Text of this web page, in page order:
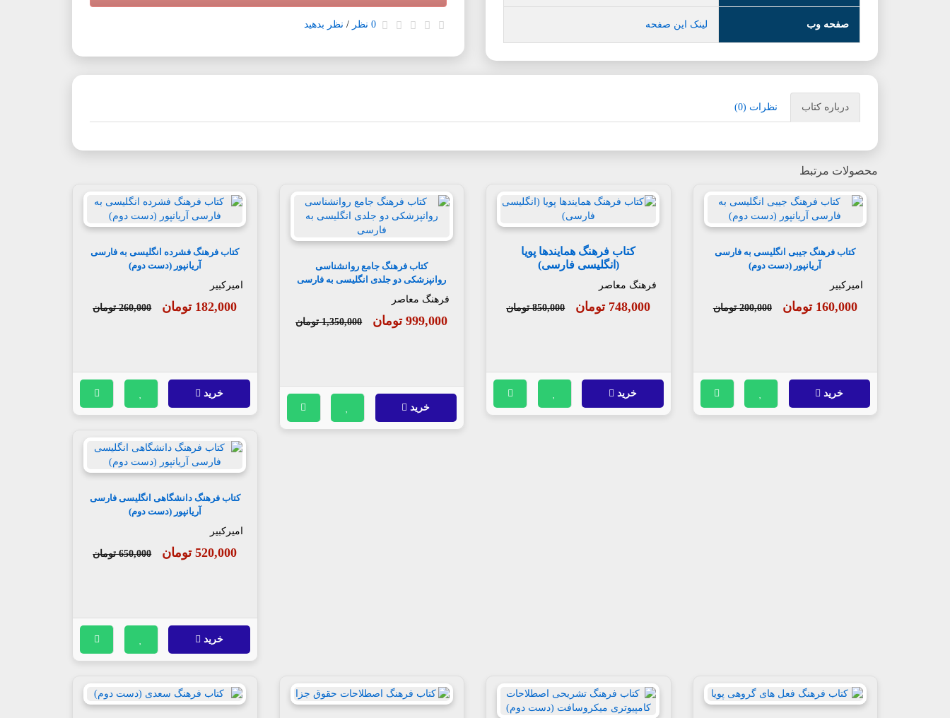
صفحه وب لینک این صفحه 0 نظر / نظر بدهید
درباره کتاب نظرات (0)
محصولات مرتبط
کتاب فرهنگ جیبی انگلیسی به فارسی
آریانپور (دست دوم)
امیرکبیر
160,000 تومان 200,000 تومان
خرید
کتاب فرهنگ همایندها پویا
(انگلیسی فارسی)
فرهنگ معاصر
748,000 تومان 850,000 تومان
خرید
کتاب فرهنگ جامع روانشناسی
روانپزشکی دو جلدی انگلیسی به فارسی
فرهنگ معاصر
999,000 تومان 1,350,000 تومان
خرید
کتاب فرهنگ فشرده انگلیسی به فارسی
آریانپور (دست دوم)
امیرکبیر
182,000 تومان 260,000 تومان
خرید
کتاب فرهنگ دانشگاهی انگلیسی فارسی
آریانپور (دست دوم)
امیرکبیر
520,000 تومان 650,000 تومان
خرید